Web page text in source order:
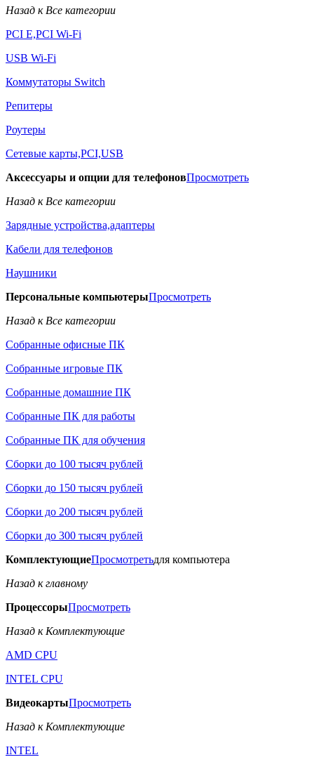
Назад к Все категории
PCI E,PCI Wi-Fi
USB Wi-Fi
Коммутаторы Switch
Репитеры
Роутеры
Сетевые карты,PCI,USB
Аксессуары и опции для телефоновПросмотреть
Назад к Все категории
Зарядные устройства,адаптеры
Кабели для телефонов
Наушники
Персональные компьютерыПросмотреть
Назад к Все категории
Собранные офисные ПК
Собранные игровые ПК
Собранные домашние ПК
Собранные ПК для работы
Собранные ПК для обучения
Сборки до 100 тысяч рублей
Сборки до 150 тысяч рублей
Сборки до 200 тысяч рублей
Сборки до 300 тысяч рублей
КомплектующиеПросмотретьдля компьютера
Назад к главному
ПроцессорыПросмотреть
Назад к Комплектующие
AMD CPU
INTEL CPU
ВидеокартыПросмотреть
Назад к Комплектующие
INTEL